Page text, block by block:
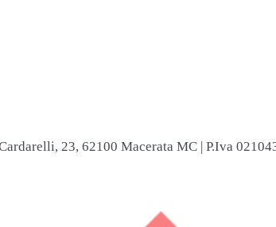
23, 62100 Macerata MC | P.Iva